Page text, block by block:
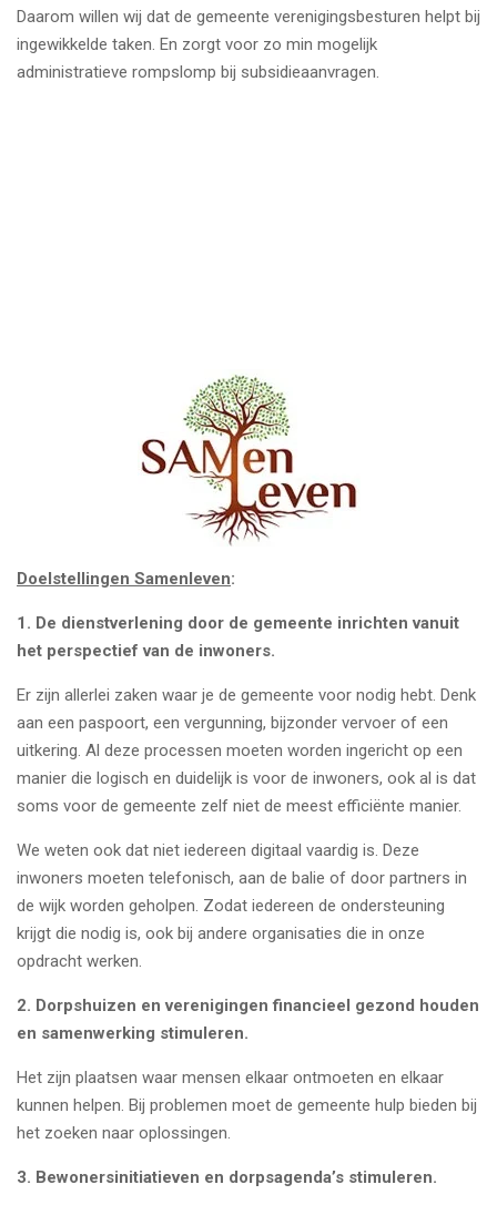
Daarom willen wij dat de gemeente verenigingsbesturen helpt bij
ingewikkelde taken. En zorgt voor zo min mogelijk
administratieve rompslomp bij subsidieaanvragen.
Doelstellingen Samenleven:
1. De dienstverlening door de gemeente inrichten vanuit
het perspectief van de inwoners.
Er zijn allerlei zaken waar je de gemeente voor nodig hebt. Denk
aan een paspoort, een vergunning, bijzonder vervoer of een
uitkering. Al deze processen moeten worden ingericht op een
manier die logisch en duidelijk is voor de inwoners, ook al is dat
soms voor de gemeente zelf niet de meest efficiënte manier.
We weten ook dat niet iedereen digitaal vaardig is. Deze
inwoners moeten telefonisch, aan de balie of door partners in
de wijk worden geholpen. Zodat iedereen de ondersteuning
krijgt die nodig is, ook bij andere organisaties die in onze
opdracht werken.
2. Dorpshuizen en verenigingen financieel gezond houden
en samenwerking stimuleren.
Het zijn plaatsen waar mensen elkaar ontmoeten en elkaar
kunnen helpen. Bij problemen moet de gemeente hulp bieden bij
het zoeken naar oplossingen.
3. Bewonersinitiatieven en dorpsagenda’s stimuleren.